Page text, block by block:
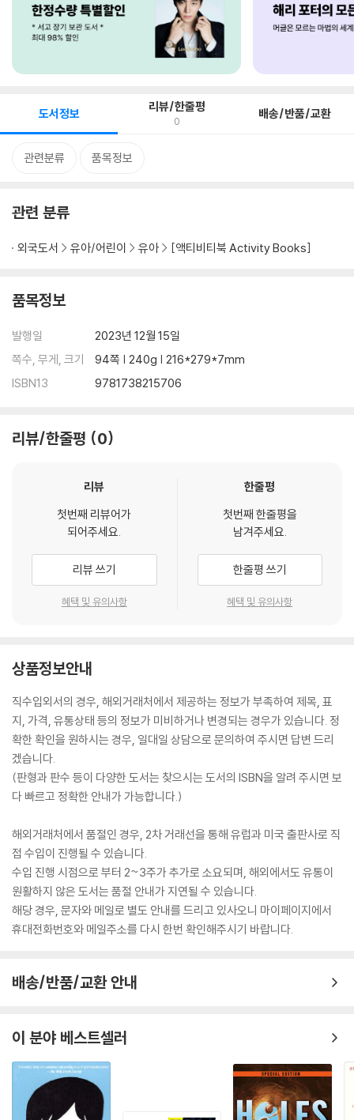
도서정보 리뷰/한줄평
0 배송/반품/교환
관련분류 품목정보
관련 분류
외국도서 유아/어린이 유아 [액티비티북 Activity Books]
품목정보
발행일
2023년 12월 15일
쪽수, 무게, 크기
94쪽 | 240g | 216*279*7mm
ISBN13
9781738215706
리뷰/한줄평 0
리뷰
첫번째 리뷰어가
되어주세요.
리뷰 쓰기
혜택 및 유의사항
한줄평
첫번째 한줄평을
남겨주세요.
한줄평 쓰기
혜택 및 유의사항
상품정보안내
직수입외서의 경우, 해외거래처에서 제공하는 정보가 부족하여 제목, 표
지, 가격, 유통상태 등의 정보가 미비하거나 변경되는 경우가 있습니다. 정
확한 확인을 원하시는 경우, 일대일 상담으로 문의하여 주시면 답변 드리
겠습니다.
(판형과 판수 등이 다양한 도서는 찾으시는 도서의 ISBN을 알려 주시면 보
다 빠르고 정확한 안내가 가능합니다.)
해외거래처에서 품절인 경우, 2차 거래선을 통해 유럽과 미국 출판사로 직
접 수입이 진행될 수 있습니다.
수입 진행 시점으로 부터 2~3주가 추가로 소요되며, 해외에서도 유통이
원활하지 않은 도서는 품절 안내가 지연될 수 있습니다.
해당 경우, 문자와 메일로 별도 안내를 드리고 있사오니 마이페이지에서
휴대전화번호와 메일주소를 다시 한번 확인해주시기 바랍니다.
배송/반품/교환 안내
이 분야 베스트셀러